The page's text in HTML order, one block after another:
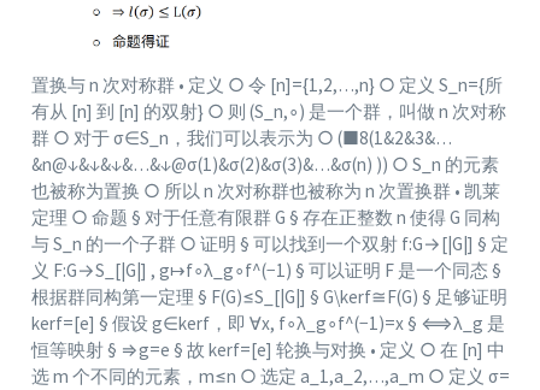
置换与 n 次对称群 • 定义 ○ 令 [n]={1,2,…,n} ○ 定义 S_n={所
有从 [n] 到 [n] 的双射} ○ 则 (S_n,∘) 是一个群，叫做 n 次对称
群 ○ 对于 σ∈S_n，我们可以表示为 ○ (■8(1&2&3&…
&n@↓&↓&↓&…&↓@σ(1)&σ(2)&σ(3)&…&σ(n) )) ○ S_n 的元素
也被称为置换 ○ 所以 n 次对称群也被称为 n 次置换群 • 凯莱
定理 ○ 命题 § 对于任意有限群 G § 存在正整数 n 使得 G 同构
与 S_n 的一个子群 ○ 证明 § 可以找到一个双射 f:G→[|G|] § 定
义 F:G→S_[|G|] , g↦f∘λ_g∘f^(−1) § 可以证明 F 是一个同态 §
根据群同构第一定理 § F(G)≤S_[|G|] § G\ker⁡f≅F(G) § 足够证明
ker⁡f=[e] § 假设 g∈ker⁡f，即 ∀x, f∘λ_g∘f^(−1)=x § ⟺λ_g 是
恒等映射 § ⇒g=e § 故 ker⁡f=[e] 轮换与对换 • 定义 ○ 在 [n] 中
选 m 个不同的元素，m≤n ○ 选定 a_1,a_2,…,a_m ○ 定义 σ=